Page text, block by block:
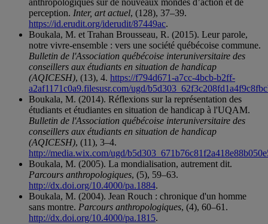
anthropologiques sur de nouveaux mondes d’action et de
perception. Inter, art actuel, (128), 37–39.
https://id.erudit.org/iderudit/87449ac.
Boukala, M. et Trahan Brousseau, R. (2015). Leur parole,
notre vivre-ensemble : vers une société québécoise commune.
Bulletin de l'Association québécoise interuniversitaire des
conseillers aux étudiants en situation de handicap
(AQICESH), (13), 4. https://f794d671-a7cc-4bcb-b2ff-
a2af1171c0a9.filesusr.com/ugd/
Boukala, M. (2014). Réflexions sur la représentation des
étudiants et étudiantes en situation de handicap à l'UQAM.
Bulletin de l'Association québécoise interuniversitaire des
conseillers aux étudiants en situation de handicap
(AQICESH), (11), 3–4.
http://media.wix.com/ugd/
Boukala, M. (2005). La mondialisation, autrement dit.
Parcours anthropologiques, (5), 59–63.
http://dx.doi.org/10.4000/pa.1884.
Boukala, M. (2004). Jean Rouch : chronique d'un homme
sans montre. Parcours anthropologiques, (4), 60–61.
http://dx.doi.org/10.4000/pa.1815.